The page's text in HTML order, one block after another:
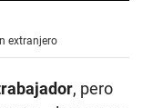
extranjero
, pero